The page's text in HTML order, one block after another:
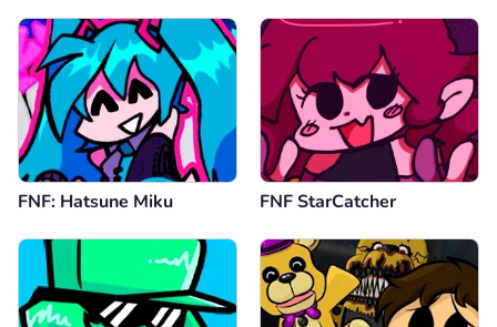
FNF: Hatsune Miku FNF StarCatcher